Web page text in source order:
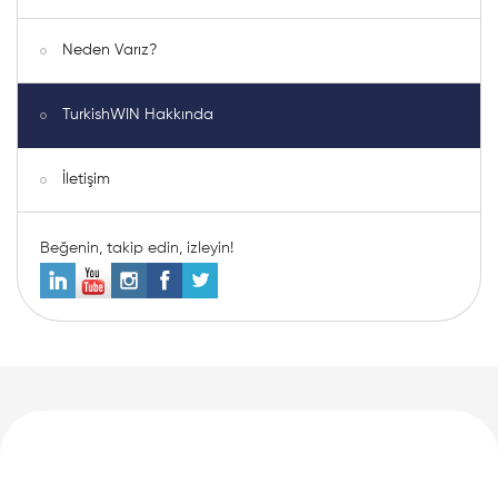
Neden Varız?
TurkishWIN Hakkında
İletişim
Beğenin, takip edin, izleyin!